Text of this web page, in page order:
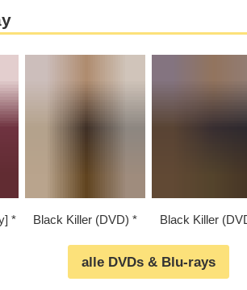
Black Killer (DVD) Black Killer
alle DVDs & Blu-rays